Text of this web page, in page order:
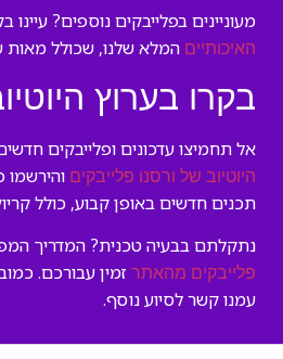
מעוניינים בפלייבקים נוספים? עיינו
האיכותיים המלא שלנו, שכולל מאות
בקרו בערוץ
אל תחמיצו עדכונים ופלייבקים
היוטיוב של ורסנו פלייבקים והירשמו
תכנים חדשים באופן קבוע, כולל
נתקלתם בבעיה טכנית? המדריך
פלייבקים מהאתר זמין עבורכם.
עמנו קשר לסיוע נוסף.